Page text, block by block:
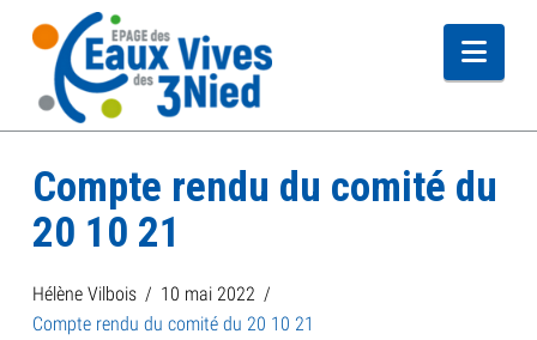
Compte rendu du comité du
20 10 21
Hélène Vilbois
10 mai 2022
Compte rendu du comité du 20 10 21